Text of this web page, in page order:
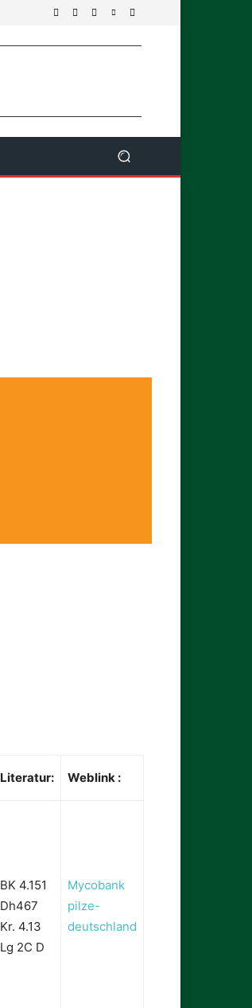
Literatur: Weblink :
BK 4.151
Dh467
Kr. 4.13
Lg 2C D
Mycobank
pilze-
deutschland